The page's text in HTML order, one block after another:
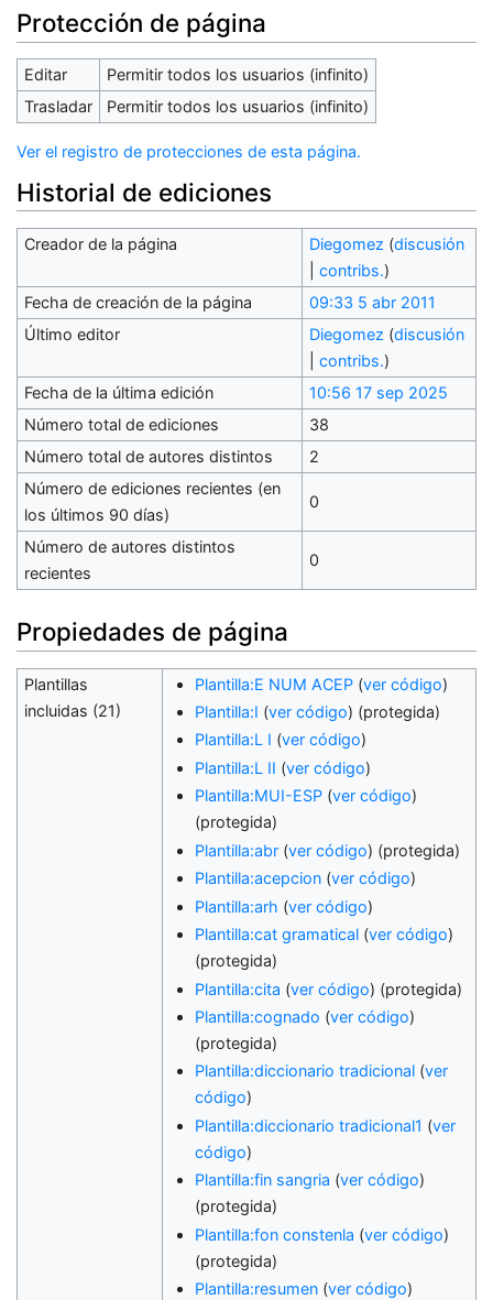
Protección de página
Editar
Permitir todos los usuarios (infinito)
Trasladar
Permitir todos los usuarios (infinito)
Ver el registro de protecciones de esta página.
Historial de ediciones
Creador de la página Diegomez (discusión
contribs.)
Fecha de creación de la página
09:33 5 abr 2011
Último editor
Diegomez (discusión
contribs.)
Fecha de la última edición
10:56 17 sep 2025
Número total de ediciones
38
Número total de autores distintos
2
Número de ediciones recientes (en
los últimos 90 días)
0
Número de autores distintos
recientes
0
Propiedades de página
Plantillas
incluidas (21)
Plantilla:E NUM ACEP(ver código)
Plantilla:I (ver código) (protegida)
Plantilla:L I (ver código)
Plantilla:L II (ver código)
Plantilla:MUI-ESP(ver código)
(protegida)
Plantilla:abr(ver código) (protegida)
Plantilla:acepcion(ver código)
Plantilla:arh (ver código)
Plantilla:cat gramatical(ver código)
(protegida)
Plantilla:cita (ver código) (protegida)
Plantilla:cognado (ver código)
(protegida)
Plantilla:diccionario tradicional(ver
código)
Plantilla:diccionario tradicional1 (ver
código)
Plantilla:fin sangria (ver código)
(protegida)
Plantilla:fon constenla (ver código)
(protegida)
Plantilla:resumen(ver código)